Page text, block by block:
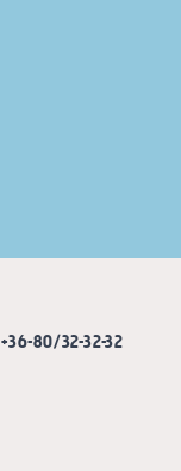
+36-80/32-32-32